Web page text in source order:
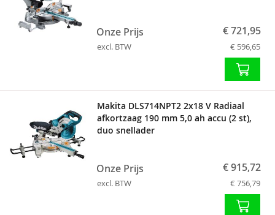
Onze Prijs € 721,95
excl. BTW € 596,65
Makita DLS714NPT2 2x18 V Radiaal
afkortzaag 190 mm 5,0 ah accu (2 st),
duo snellader
Onze Prijs € 915,72
excl. BTW € 756,79